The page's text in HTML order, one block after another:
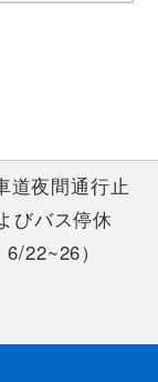
道夜間通行止
びバス停休
22~26）